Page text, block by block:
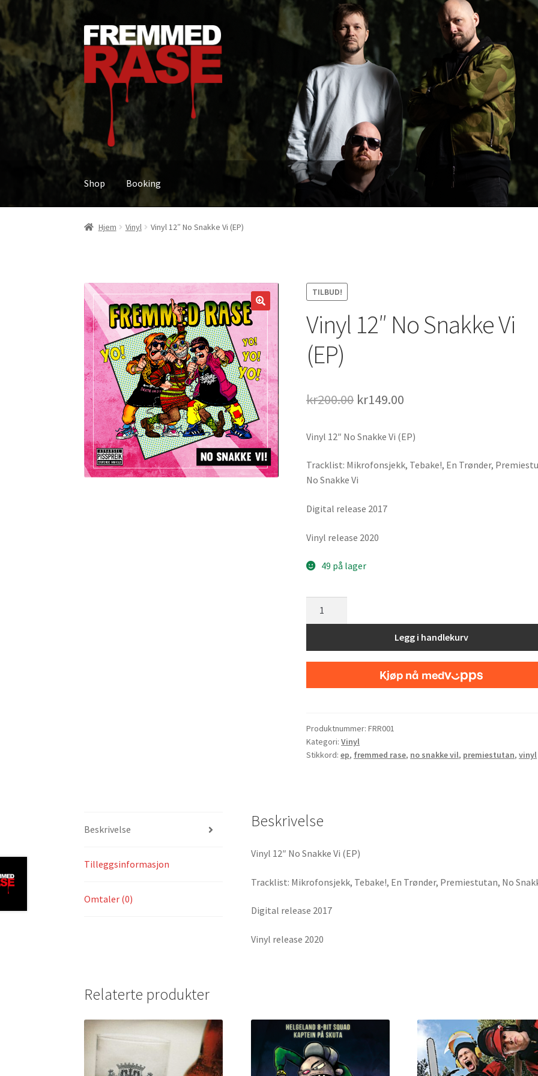
Hopp
til
navigasjon
Hopp
til
innhold
Shop Booking
Hjem Vinyl Vinyl 12″ No Snakke Vi (EP)
TILBUD!
Vinyl 12″ No Snakke Vi
(EP)
kr200.00 Opprinnelig
var:
kr200.00.
kr149.00
er:
kr149.00.
Vinyl 12″ No Snakke Vi (EP)
Tracklist: Mikrofonsjekk, Tebake!, En Trønder,
No Snakke Vi
Digital release 2017
Vinyl release 2020
49 på lager
Snakke
Vi
Legg i handlekurv
Produktnummer:FRR001
Kategori:Vinyl
Stikkord:ep, fremmed rase, no snakke vil, premiestutan,vinyl
Beskrivelse
Tilleggsinformasjon
Omtaler (0)
Beskrivelse
Vinyl 12″ No Snakke Vi (EP)
Tracklist: Mikrofonsjekk, Tebake!, En Trønder, Premiestutan, No
Digital release 2017
Vinyl release 2020
Relaterte produkter